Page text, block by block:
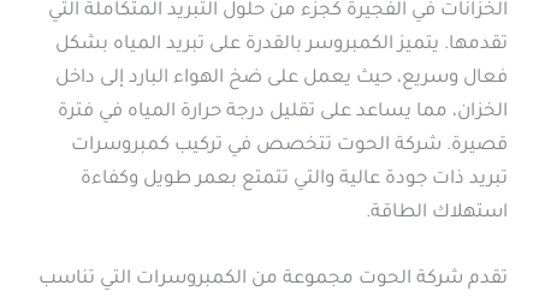
الخزانات في الفجيرة كجزء من حلول التبريد المتكاملة التي
تقدمها. يتميز الكمبروسر بالقدرة على تبريد المياه بشكل
فعال وسريع، حيث يعمل على ضخ الهواء البارد إلى داخل
الخزان، مما يساعد على تقليل درجة حرارة المياه في فترة
قصيرة. شركة الحوت تتخصص في تركيب كمبروسرات
تبريد ذات جودة عالية والتي تتمتع بعمر طويل وكفاءة
استهلاك الطاقة.
تقدم شركة الحوت مجموعة من الكمبروسرات التي تناسب